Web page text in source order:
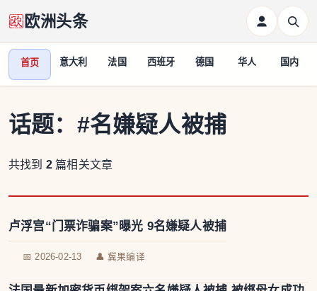
欧洲头条
首页 意大利 法国 西班牙 德国 华人 国内
话题： #名嫌疑人被捕
共找到 2 篇相关文章
卢浮宫“门票诈骗案”曝光 9名嫌疑人被捕
📅 2026-02-13 👤 冀果编译